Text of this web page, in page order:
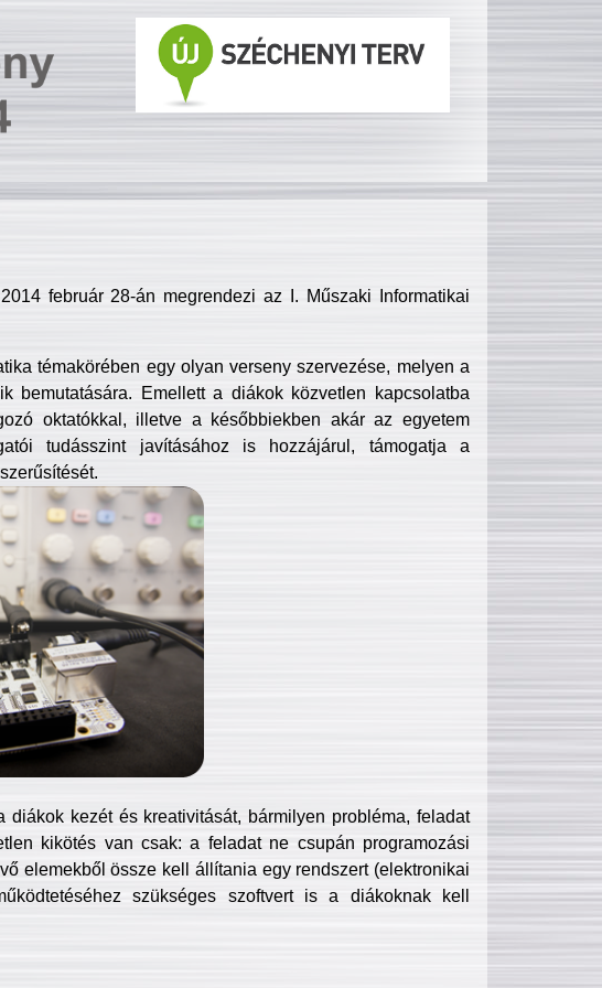
február 28-án megrendezi az I. Műszaki Informatikai
témakörében egy olyan verseny szervezése, melyen a
bemutatására. Emellett a diákok közvetlen kapcsolatba
oktatókkal, illetve a későbbiekben akár az egyetem
tudásszint javításához is hozzájárul, támogatja a
kezét és kreativitását, bármilyen probléma, feladat
kikötés van csak: a feladat ne csupán programozási
elemekből össze kell állítania egy rendszert (elektronikai
szükséges szoftvert is a diákoknak kell